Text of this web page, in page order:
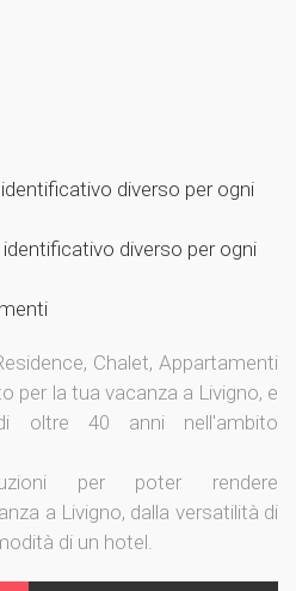
diverso per ogni
diverso per ogni
Chalet, Appartamenti
per la tua vacanza a Livigno, e
oltre 40 anni nell'ambito
per poter rendere
a Livigno, dalla versatilità di
di un hotel.